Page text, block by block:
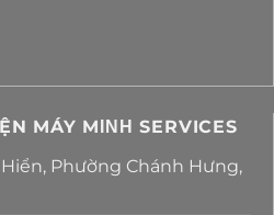
MÁY MΙΝΗ SERVICES
Phường Chánh Hưng,